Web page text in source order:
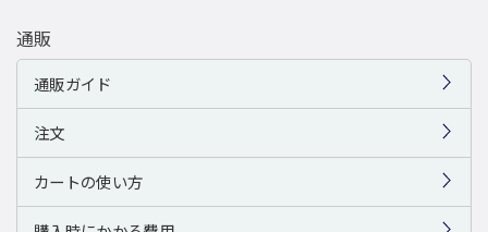
通販
通販ガイド
注文
カートの使い方